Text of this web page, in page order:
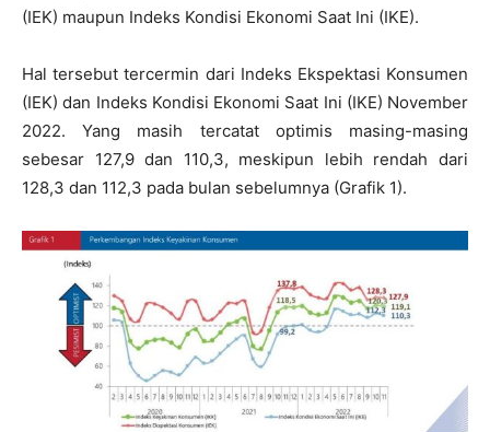
(IEK) maupun Indeks Kondisi Ekonomi Saat Ini (IKE).
Hal tersebut tercermin dari Indeks Ekspektasi Konsumen
(IEK) dan Indeks Kondisi Ekonomi Saat Ini (IKE) November
2022. Yang masih tercatat optimis masing-masing
sebesar 127,9 dan 110,3, meskipun lebih rendah dari
128,3 dan 112,3 pada bulan sebelumnya (Grafik 1).